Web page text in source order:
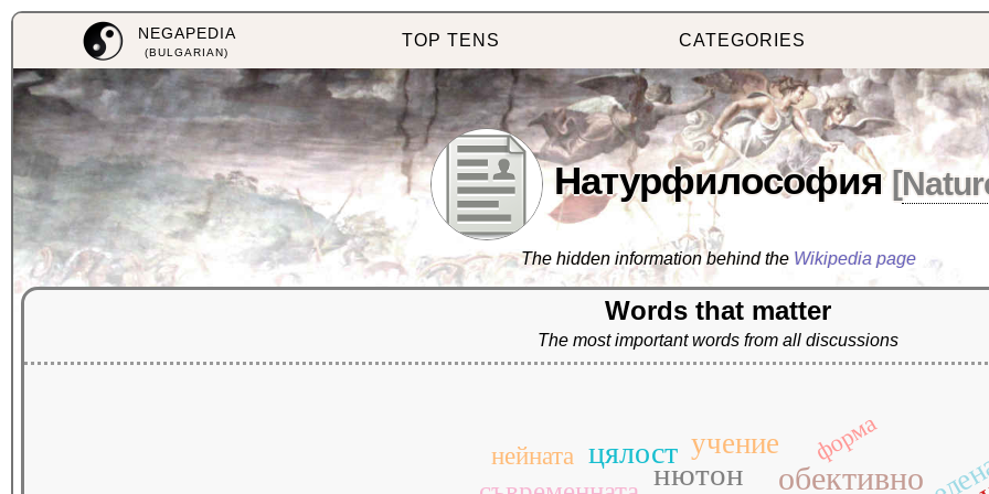
NEGAPEDIA
(BULGARIAN)
TOP TENS CATEGORIES
Натурфилософия [
The hidden information behind the Wikipedia page
Words that matter
The most important words from all discussions
обективно
нютон
цялост учение
нейната форма